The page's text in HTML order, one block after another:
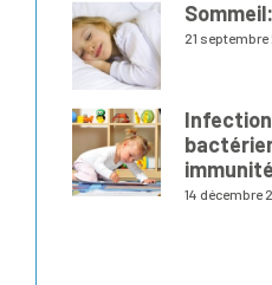
21 septembre
immunité
14 décembre